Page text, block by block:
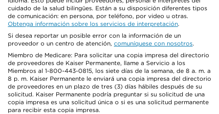
cuidado de la salud bilingües. Están a su disposición diferentes tipos
de comunicación: en persona, por teléfono, por video u otras.
Obtenga información sobre los servicios de interpretación.
Si desea reportar un posible error con la información de un
proveedor o un centro de atención, comuníquese con nosotros.
Miembro de Medicare: Para solicitar una copia impresa del directorio
de proveedores de Kaiser Permanente, llame a Servicio a los
Miembros al 1-800-443-0815, los siete días de la semana, de 8 a. m. a
8 p. m. Kaiser Permanente le enviará una copia impresa del directorio
de proveedores en un plazo de tres (3) días hábiles después de su
solicitud. Kaiser Permanente podría preguntar si su solicitud de una
copia impresa es una solicitud única o si es una solicitud permanente
para recibir esta copia impresa.